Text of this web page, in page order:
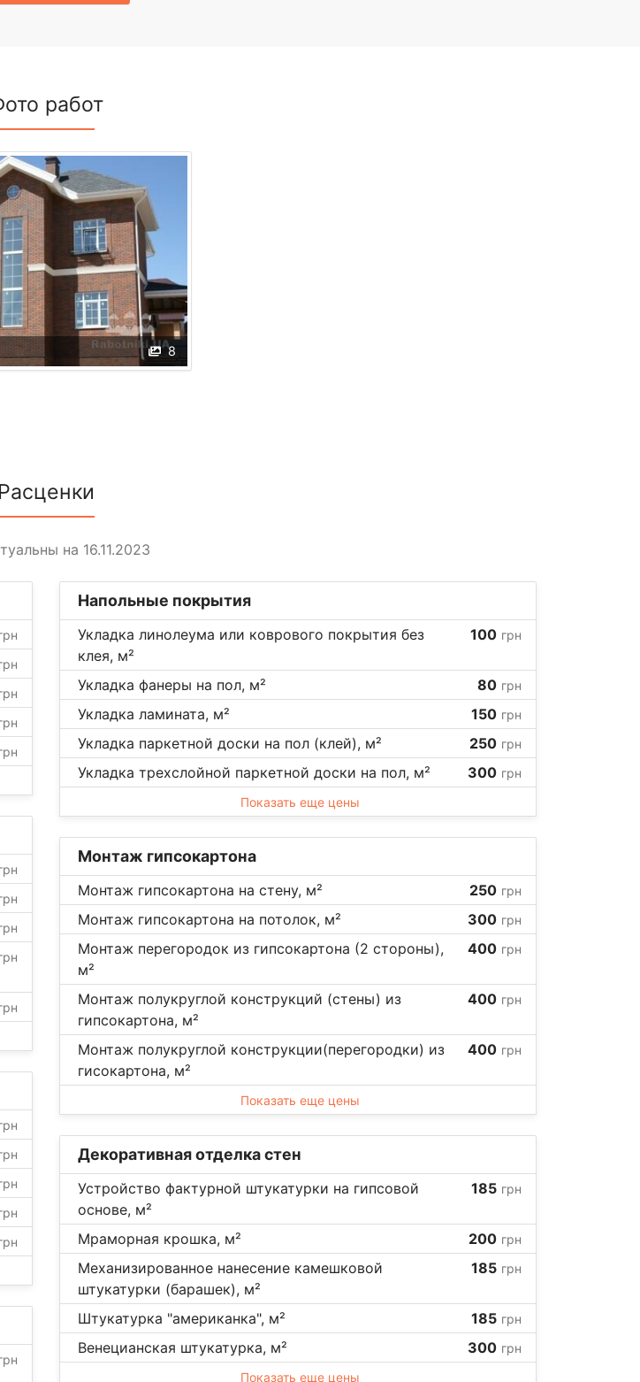
работ
8
Расценки
на 16.11.2023
Напольные покрытия
Укладка линолеума или коврового покрытия без
клея, м²
100 грн
Укладка фанеры на пол, м² 80 грн
Укладка ламината, м² 150 грн
Укладка паркетной доски на пол (клей), м² 250 грн
Укладка трехслойной паркетной доски на пол, м² 300 грн
Показать еще цены
Монтаж гипсокартона
Монтаж гипсокартона на стену, м² 250 грн
Монтаж гипсокартона на потолок, м² 300 грн
Монтаж перегородок из гипсокартона (2 стороны),
м²
400 грн
Монтаж полукруглой конструкций (стены) из
гипсокартона, м²
400 грн
Монтаж полукруглой конструкции(перегородки) из
гисокартона, м²
400 грн
Показать еще цены
Декоративная отделка стен
Устройство фактурной штукатурки на гипсовой
основе, м²
185 грн
Мраморная крошка, м² 200 грн
Механизированное нанесение камешковой
штукатурки (барашек), м²
185 грн
Штукатурка "американка", м² 185 грн
Венецианская штукатурка, м² 300 грн
Показать еще цены